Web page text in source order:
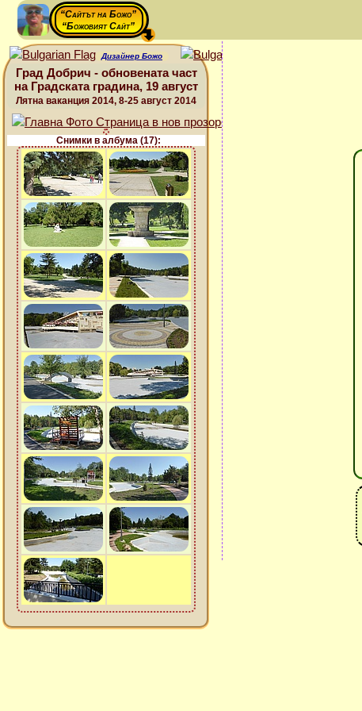
“Сайтът на Божо”
“Божовият Сайт”
Дизайнер Божо
Град Добрич - обновената част
на Градската градина, 19 август
Лятна ваканция 2014, 8-25 август 2014
Снимки в албума (17):